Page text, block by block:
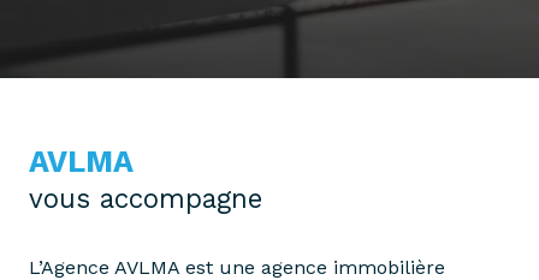
AVLMA
vous accompagne
L’Agence AVLMA est une agence immobilière